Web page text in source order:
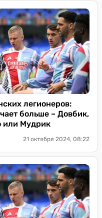
легионеров:
больше – Довбик,
или Мудрик
21 октября 2024, 08:22